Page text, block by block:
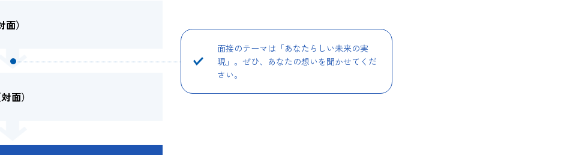
面）
面接のテーマは「あなたらしい未来の実
現」。ぜひ、あなたの想いを聞かせてくだ
さい。
面）